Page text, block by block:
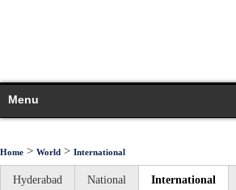
Menu
Home > World > International
Hyderabad National International